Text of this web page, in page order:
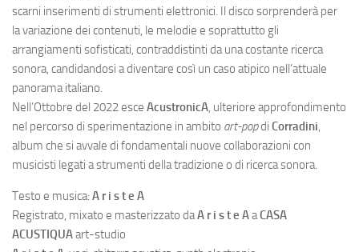
scarni inserimenti di strumenti elettronici. Il disco sorprenderà per
la variazione dei contenuti, le melodie e soprattutto gli
arrangiamenti sofisticati, contraddistinti da una costante ricerca
sonora, candidandosi a diventare così un caso atipico nell’attuale
panorama italiano.
Nell’Ottobre del 2022 esce AcustronicA, ulteriore approfondimento
nel percorso di sperimentazione in ambito art-popdi Corradini,
album che si avvale di fondamentali nuove collaborazioni con
musicisti legati a strumenti della tradizione o di ricerca sonora.
Testo e musica: A r i s t e A
Registrato, mixato e masterizzato daA r i s t e AaCASA
ACUSTIQUAart-studio